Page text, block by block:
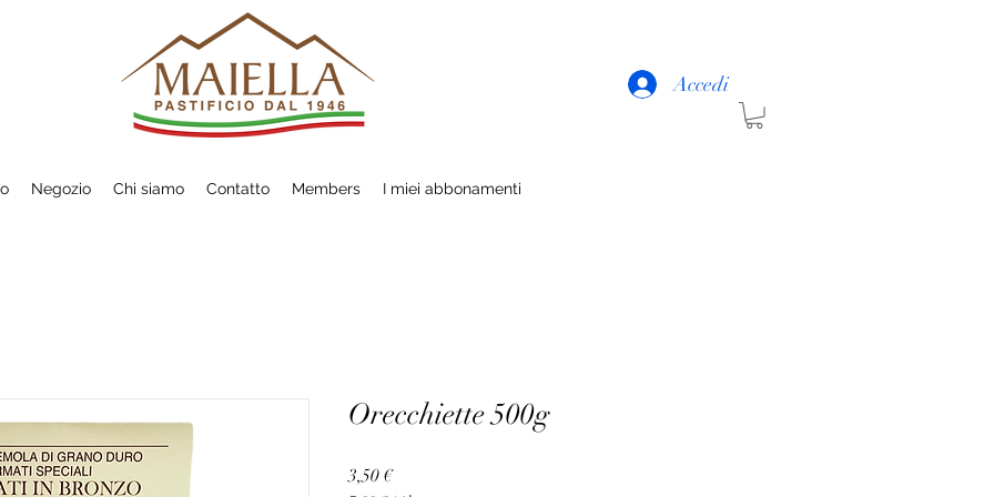
Accedi
Negozio Chi siamo Contatto Members I miei abbonamenti
Orecchiette 500g
3,50 €Prezzo